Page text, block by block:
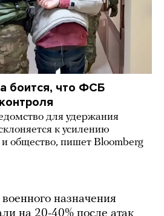
боится, что ФСБ
для удержания
к усилению
общество, пишет Bloomberg
назначения
на 20-40% после атак